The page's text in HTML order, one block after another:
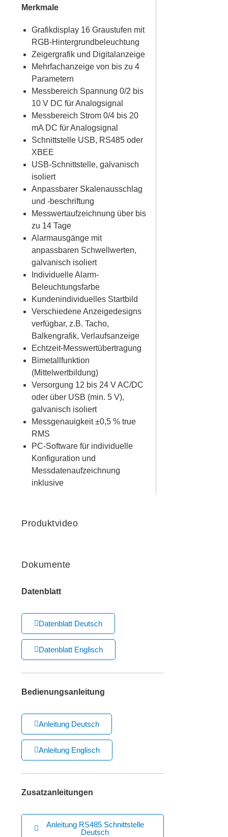
Merkmale
Grafikdisplay 16 Graustufen mit
RGB-Hintergrundbeleuchtung
Zeigergrafik und Digitalanzeige
Mehrfachanzeige von bis zu 4
Parametern
Messbereich Spannung 0/2 bis
10 V DC für Analogsignal
Messbereich Strom 0/4 bis 20
mA DC für Analogsignal
Schnittstelle USB, RS485 oder
XBEE
USB-Schnittstelle, galvanisch
isoliert
Anpassbarer Skalenausschlag
und -beschriftung
Messwertaufzeichnung über bis
zu 14 Tage
Alarmausgänge mit
anpassbaren Schwellwerten,
galvanisch isoliert
Individuelle Alarm-
Beleuchtungsfarbe
Kundenindividuelles Startbild
Verschiedene Anzeigedesigns
verfügbar, z.B. Tacho,
Balkengrafik, Verlaufsanzeige
Echtzeit-Messwertübertragung
Bimetallfunktion
(Mittelwertbildung)
Versorgung 12 bis 24 V AC/DC
oder über USB (min. 5 V),
galvanisch isoliert
Messgenauigkeit ±0,5 % true
RMS
PC-Software für individuelle
Konfiguration und
Messdatenaufzeichnung
inklusive
Produktvideo
Dokumente
Datenblatt
Datenblatt Deutsch
Datenblatt Englisch
Bedienungsanleitung
Anleitung Deutsch
Anleitung Englisch
Zusatzanleitungen
Anleitung RS485 Schnittstelle
Deutsch